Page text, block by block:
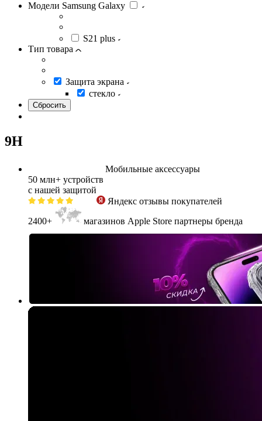
Модели Samsung Galaxy
S21 plus
Тип товара
Защита экрана
стекло
9H
Мобильные аксессуары
50 млн+ устройств
с нашей защитой
Яндекс отзывы покупателей
2400+
магазинов Apple Store партнеры бренда